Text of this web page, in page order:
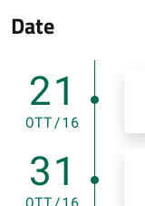
Date
21
OTT/16
31
OTT/16